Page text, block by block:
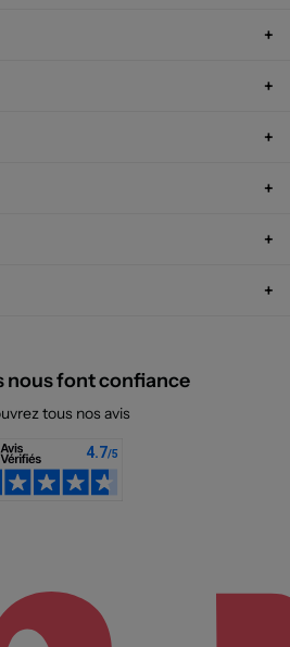
nous font confiance
tous nos avis